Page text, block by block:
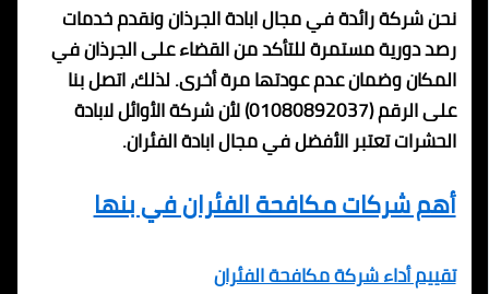
نحن شركة رائدة في مجال ابادة الجرذان ونقدم خدمات
رصد دورية مستمرة للتأكد من القضاء على الجرذان في
المكان وضمان عدم عودتها مرة أخرى. لذلك، اتصل بنا
على الرقم (01080892037) لأن شركة الأوائل لابادة
الحشرات تعتبر الأفضل في مجال ابادة الفئران.
أهم شركات مكافحة الفئران في بنها
تقييم أداء شركة مكافحة الفئران